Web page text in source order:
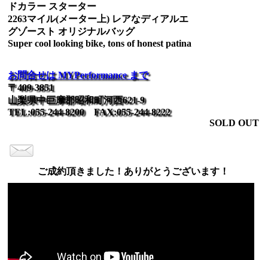
ドカラー スターター
2263マイル(メーター上) レアなディアルエ
グゾースト オリジナルバッグ
Super cool looking bike, tons of honest patina
お問合せは MYPerformance まで
〒409-3851
山梨県中巨摩郡昭和町河西621-9
TEL:055-244-8200 FAX:055-244-8222
SOLD OUT
ご成約頂きました！ありがとうございます！